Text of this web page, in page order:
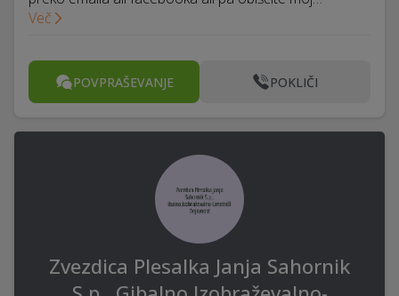
Več
POVPRAŠEVANJE POKLIČI
Zvezdica Plesalka Janja Sahornik